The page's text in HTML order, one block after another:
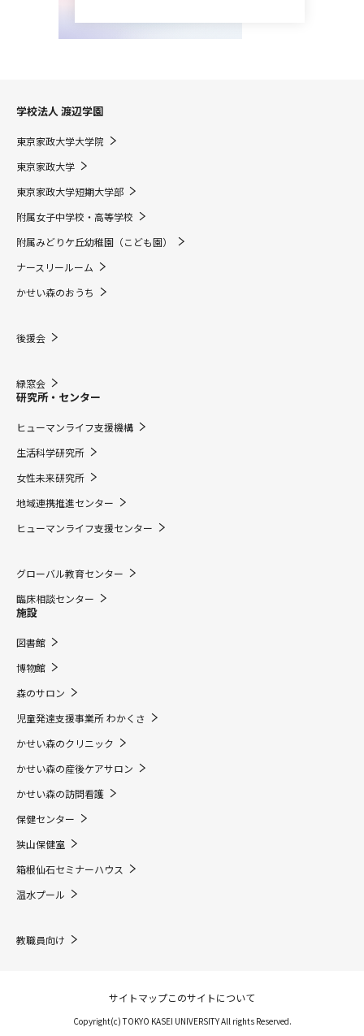
学校法人 渡辺学園
東京家政大学大学院
東京家政大学
東京家政大学短期大学部
附属女子中学校・高等学校
附属みどりケ丘幼稚園（こども園）
ナースリールーム
かせい森のおうち
後援会
緑窓会
研究所・センター
ヒューマンライフ支援機構
生活科学研究所
女性未来研究所
地域連携推進センター
ヒューマンライフ支援センター
グローバル教育センター
臨床相談センター
施設
図書館
博物館
森のサロン
児童発達支援事業所 わかくさ
かせい森のクリニック
かせい森の産後ケアサロン
かせい森の訪問看護
保健センター
狭山保健室
箱根仙石セミナーハウス
温水プール
教職員向け
サイトマップこのサイトについて
Copyright(c) TOKYO KASEI UNIVERSITY All rights Reserved.